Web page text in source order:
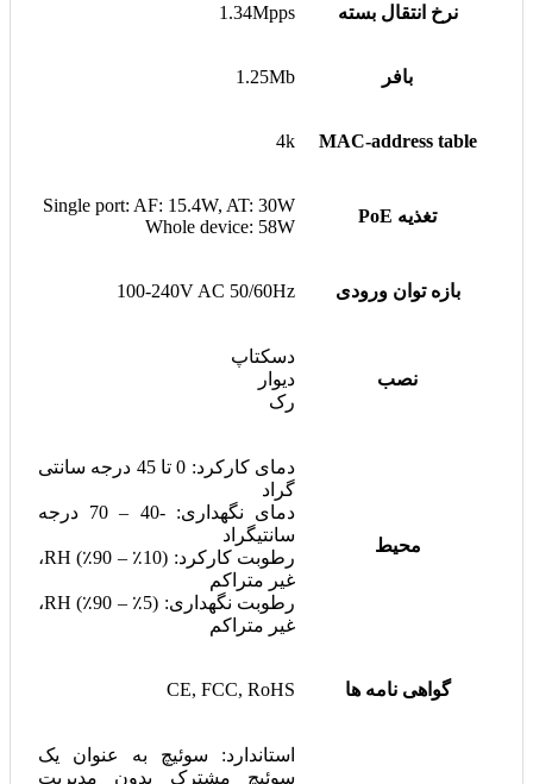
نرخ انتقال بسته 1.34Mpps
بافر 1.25Mb
MAC-address table
4k
تغذیه PoE
Single port: AF: 15.4W, AT: 30W
Whole device: 58W
بازه توان ورودی 100-240V AC 50/60Hz
نصب
دسکتاپ
دیوار
رک
محیط
دمای کارکرد: 0 تا 45 درجه سانتی
گراد
دمای نگهداری: -40 – 70 درجه
سانتیگراد
رطوبت کارکرد: (10٪ – 90٪) RH،
غیر متراکم
رطوبت نگهداری: (5٪ – 90٪) RH،
غیر متراکم
گواهی نامه ها CE, FCC, RoHS
استاندارد: سوئیچ به عنوان یک
سوئیچ مشترک بدون مدیریت